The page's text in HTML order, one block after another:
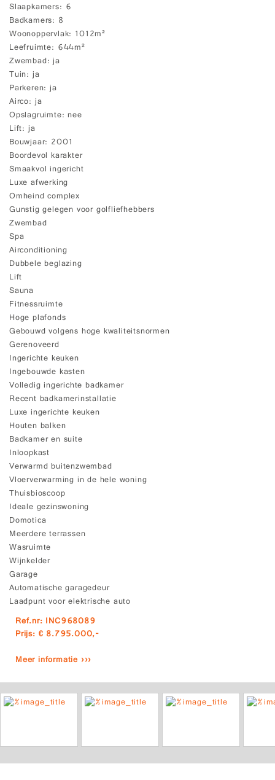
Slaapkamers 6
Badkamers 8
Woonoppervlak 1012m²
Leefruimte 644m²
Zwembad ja
Tuin ja
Parkeren ja
Airco ja
Opslagruimte nee
Lift ja
Bouwjaar 2001
Boordevol karakter
Smaakvol ingericht
Luxe afwerking
Omheind complex
Gunstig gelegen voor golfliefhebbers
Zwembad
Spa
Airconditioning
Dubbele beglazing
Lift
Sauna
Fitnessruimte
Hoge plafonds
Gebouwd volgens hoge kwaliteitsnormen
Gerenoveerd
Ingerichte keuken
Ingebouwde kasten
Volledig ingerichte badkamer
Recent badkamerinstallatie
Luxe ingerichte keuken
Houten balken
Badkamer en suite
Inloopkast
Verwarmd buitenzwembad
Vloerverwarming in de hele woning
Thuisbioscoop
Ideale gezinswoning
Domotica
Meerdere terrassen
Wasruimte
Wijnkelder
Garage
Automatische garagedeur
Laadpunt voor elektrische auto
Ref.nr: INC968089
Prijs: € 8.795.000,-
Meer informatie ›››